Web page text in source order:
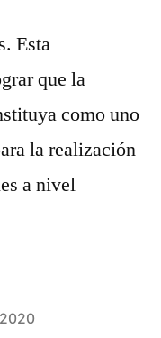
Esta
que la
como uno
la realización
a nivel